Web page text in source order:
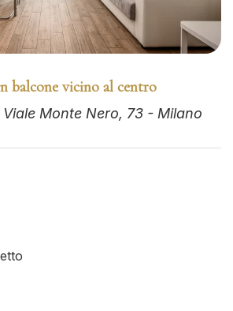
balcone vicino al centro
Viale Monte Nero, 73 - Milano